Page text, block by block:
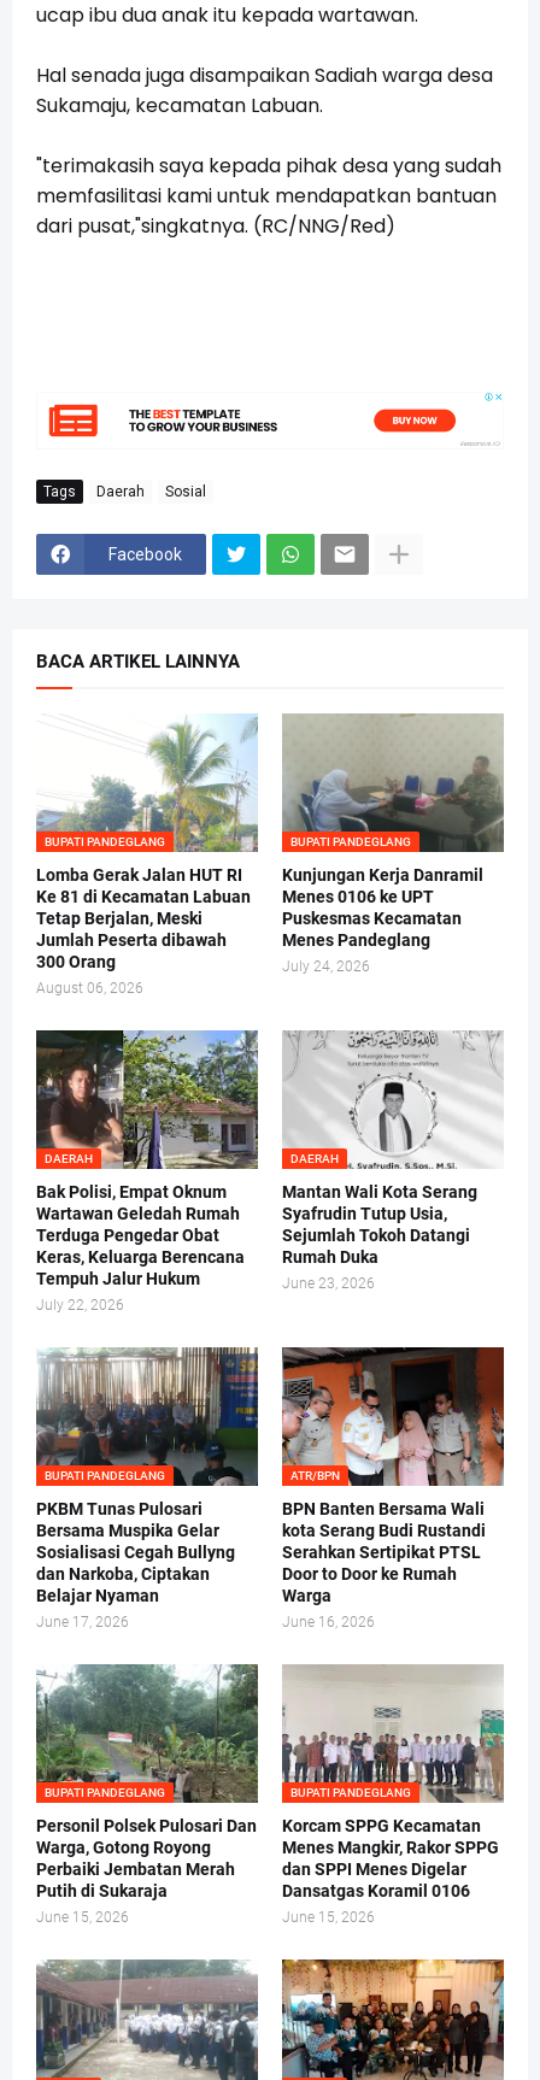
ucap ibu dua anak itu kepada wartawan.
Hal senada juga disampaikan Sadiah warga desa
Sukamaju, kecamatan Labuan.
"terimakasih saya kepada pihak desa yang sudah
memfasilitasi kami untuk mendapatkan bantuan
dari pusat,"singkatnya. (RC/NNG/Red)
Tags Daerah Sosial
Facebook
BACA ARTIKEL LAINNYA
BUPATI PANDEGLANG
Lomba Gerak Jalan HUT RI
Ke 81 di Kecamatan Labuan
Tetap Berjalan, Meski
Jumlah Peserta dibawah
300 Orang
August 06, 2026
BUPATI PANDEGLANG
Kunjungan Kerja Danramil
Menes 0106 ke UPT
Puskesmas Kecamatan
Menes Pandeglang
July 24, 2026
DAERAH
Bak Polisi, Empat Oknum
Wartawan Geledah Rumah
Terduga Pengedar Obat
Keras, Keluarga Berencana
Tempuh Jalur Hukum
July 22, 2026
DAERAH
Mantan Wali Kota Serang
Syafrudin Tutup Usia,
Sejumlah Tokoh Datangi
Rumah Duka
June 23, 2026
BUPATI PANDEGLANG
PKBM Tunas Pulosari
Bersama Muspika Gelar
Sosialisasi Cegah Bullyng
dan Narkoba, Ciptakan
Belajar Nyaman
June 17, 2026
ATR/BPN
BPN Banten Bersama Wali
kota Serang Budi Rustandi
Serahkan Sertipikat PTSL
Door to Door ke Rumah
Warga
June 16, 2026
BUPATI PANDEGLANG
Personil Polsek Pulosari Dan
Warga, Gotong Royong
Perbaiki Jembatan Merah
Putih di Sukaraja
June 15, 2026
BUPATI PANDEGLANG
Korcam SPPG Kecamatan
Menes Mangkir, Rakor SPPG
dan SPPI Menes Digelar
Dansatgas Koramil 0106
June 15, 2026